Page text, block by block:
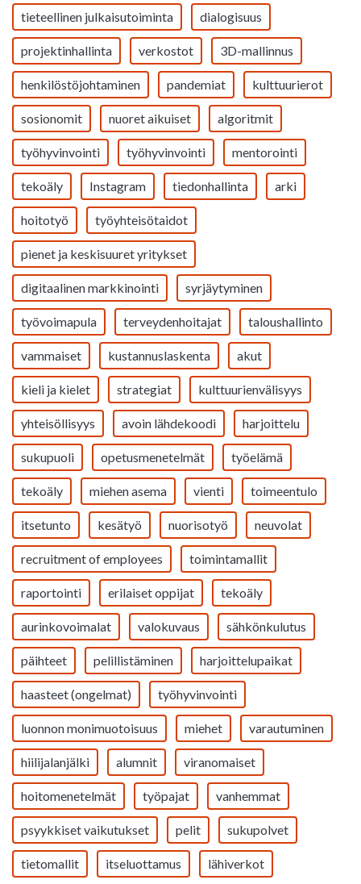
tieteellinen julkaisutoiminta dialogisuus
projektinhallinta verkostot 3D-mallinnus
henkilöstöjohtaminen pandemiat kulttuurierot
sosionomit nuoret aikuiset algoritmit
työhyvinvointi työhyvinvointi mentorointi
tekoäly Instagram tiedonhallinta arki
hoitotyö työyhteisötaidot
pienet ja keskisuuret yritykset
digitaalinen markkinointi syrjäytyminen
työvoimapula terveydenhoitajat taloushallinto
vammaiset kustannuslaskenta akut
kieli ja kielet strategiat kulttuurienvälisyys
yhteisöllisyys avoin lähdekoodi harjoittelu
sukupuoli opetusmenetelmät työelämä
tekoäly miehen asema vienti toimeentulo
itsetunto kesätyö nuorisotyö neuvolat
recruitment of employees toimintamallit
raportointi erilaiset oppijat tekoäly
aurinkovoimalat valokuvaus sähkönkulutus
päihteet pelillistäminen harjoittelupaikat
haasteet (ongelmat) työhyvinvointi
luonnon monimuotoisuus miehet varautuminen
hiilijalanjälki alumnit viranomaiset
hoitomenetelmät työpajat vanhemmat
psyykkiset vaikutukset pelit sukupolvet
tietomallit itseluottamus lähiverkot